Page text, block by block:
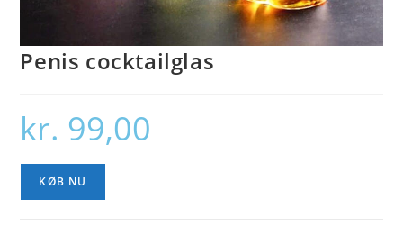
Penis cocktailglas
kr. 99,00
KØB NU